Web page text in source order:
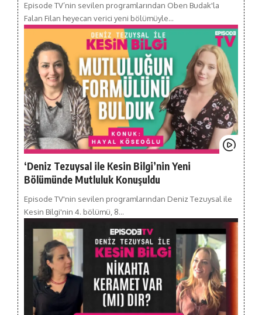
Episode TV’nin sevilen programlarından Oben Budak'la
Falan Filan heyecan verici yeni bölümüyle…
‘Deniz Tezuysal ile Kesin Bilgi’nin Yeni
Bölümünde Mutluluk Konuşuldu
Episode TV'nin sevilen programlarından Deniz Tezuysal ile
Kesin Bilgi'nin 4. bölümü, 8…